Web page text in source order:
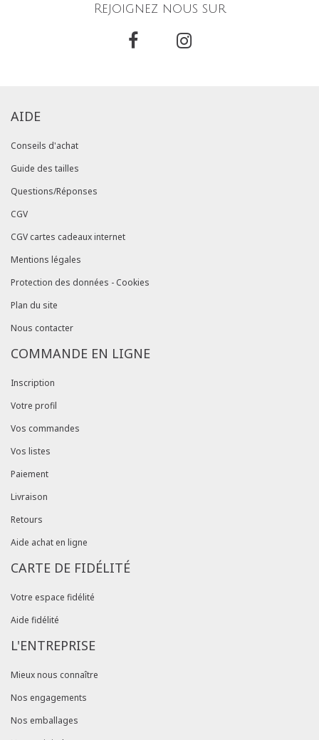
Rejoignez nous sur
AIDE
Conseils d'achat
Guide des tailles
Questions/Réponses
CGV
CGV cartes cadeaux internet
Mentions légales
Protection des données - Cookies
Plan du site
Nous contacter
COMMANDE EN LIGNE
Inscription
Votre profil
Vos commandes
Vos listes
Paiement
Livraison
Retours
Aide achat en ligne
CARTE DE FIDÉLITÉ
Votre espace fidélité
Aide fidélité
L'ENTREPRISE
Mieux nous connaître
Nos engagements
Nos emballages